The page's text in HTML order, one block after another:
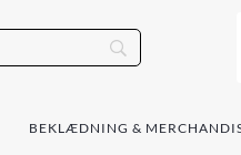
BEKLÆDNING &